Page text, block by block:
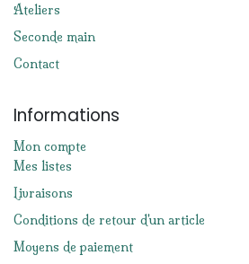
Ateliers
Seconde main
Contact
Informations
Mon compte
Mes listes
Livraisons
Conditions de retour d'un article
Moyens de paiement